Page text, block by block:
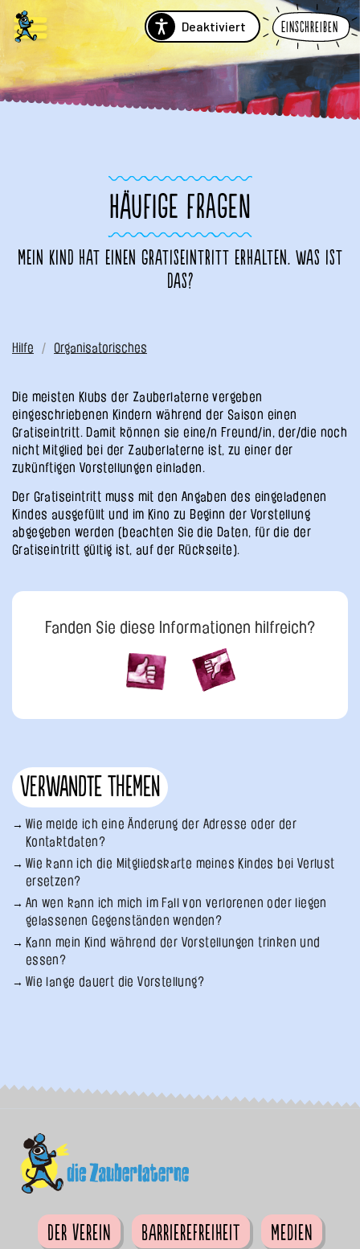
Deaktiviert Einschreiben
HÄUFIGE FRAGEN
Mein Kind hat einen Gratiseintritt erhalten. Was ist
das?
Hilfe Organisatorisches
Die meisten Klubs der Zauberlaterne vergeben
eingeschriebenen Kindern während der Saison einen
Gratiseintritt. Damit können sie eine/n Freund/in, der/die noch
nicht Mitglied bei der Zauberlaterne ist, zu einer der
zukünftigen Vorstellungen einladen.
Der Gratiseintritt muss mit den Angaben des eingeladenen
Kindes ausgefüllt und im Kino zu Beginn der Vorstellung
abgegeben werden (beachten Sie die Daten, für die der
Gratiseintritt gültig ist, auf der Rückseite).
Fanden Sie diese Informationen hilfreich?
Verwandte Themen
Wie melde ich eine Änderung der Adresse oder der
Kontaktdaten?
Wie kann ich die Mitgliedskarte meines Kindes bei Verlust
ersetzen?
An wen kann ich mich im Fall von verlorenen oder liegen
gelassenen Gegenständen wenden?
Kann mein Kind während der Vorstellungen trinken und
essen?
Wie lange dauert die Vorstellung?
Der Verein Barrierefreiheit
Medien